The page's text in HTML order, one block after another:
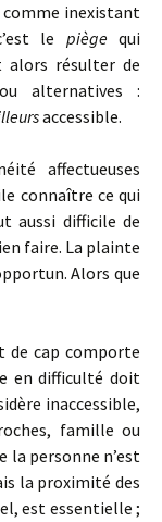
comme inexistant
le piègequi
alors résulter de
alternatives :
accessible.
affectueuses
connaître ce qui
aussi difficile de
faire. La plainte
Alors que
de cap comporte
en difficulté doit
inaccessible,
famille ou
la personne n’est
la proximité des
est essentielle ;